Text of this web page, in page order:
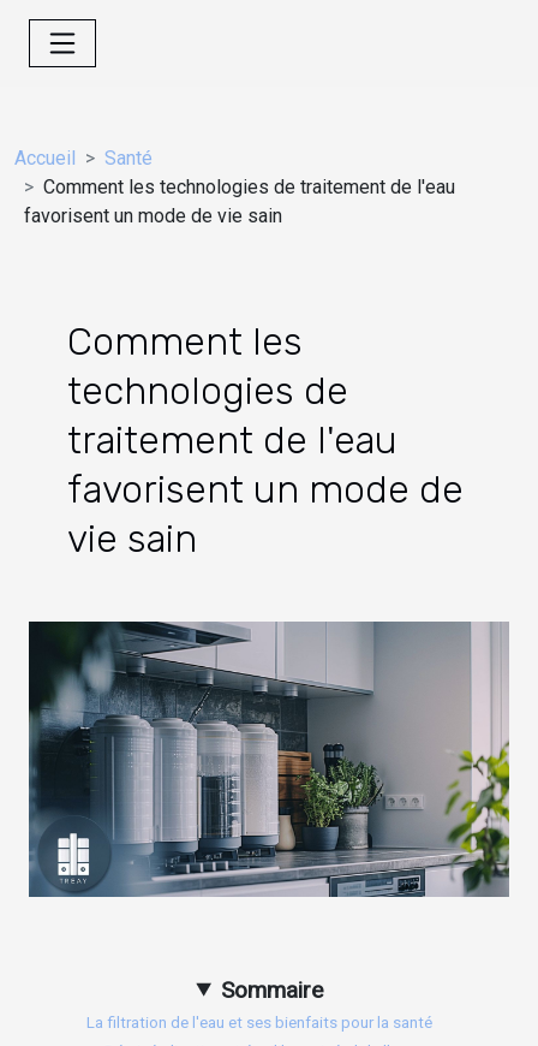
Accueil
Santé
Comment les technologies de traitement de l'eau
favorisent un mode de vie sain
Comment les
technologies de
traitement de l'eau
favorisent un mode de
vie sain
Sommaire
La filtration de l'eau et ses bienfaits pour la santé